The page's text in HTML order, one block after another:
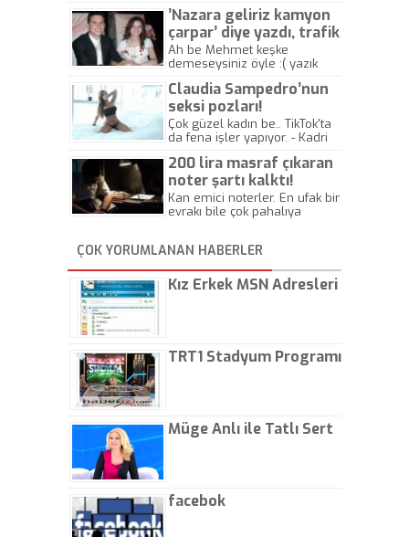
’Nazara geliriz kamyon
çarpar’ diye yazdı, trafik
kazasında öldü!
Ah be Mehmet keşke
demeseysiniz öyle :( yazık
Claudia Sampedro’nun
seksi pozları!
Çok güzel kadın be.. TikTok'ta
da fena işler yapıyor. - Kadri
200 lira masraf çıkaran
noter şartı kalktı!
Kan emici noterler. En ufak bir
evrakı bile çok pahalıya
kaptırıyorsunuz. - Kayhan
Gezenti
ÇOK YORUMLANAN HABERLER
Kız Erkek MSN Adresleri
TRT1 Stadyum Programı
Müge Anlı ile Tatlı Sert
facebok